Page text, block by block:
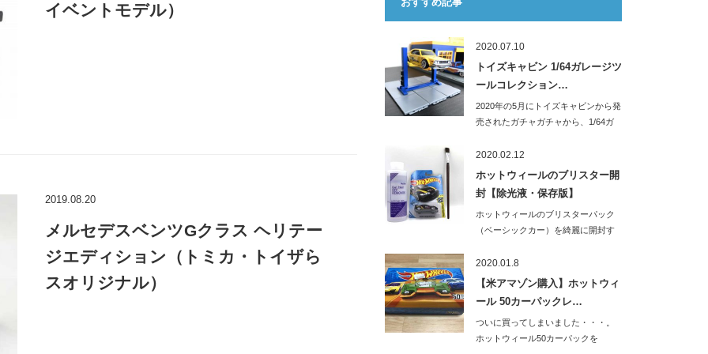
イベントモデル）
2019.08.20
メルセデスベンツGクラス ヘリテー
ジエディション（トミカ・トイザら
スオリジナル）
2020.07.10
トイズキャビン 1/64ガレージツ
ールコレクション…
2020年の5月にトイズキャビンから発
売されたガチャガチャから、1/64ガ
2020.02.12
ホットウィールのブリスター開
封【除光液・保存版】
ホットウィールのブリスターパック
（ベーシックカー）を綺麗に開封す
2020.01.8
【米アマゾン購入】ホットウィ
ール 50カーパックレ…
ついに買ってしまいました・・・。
ホットウィール50カーパックを